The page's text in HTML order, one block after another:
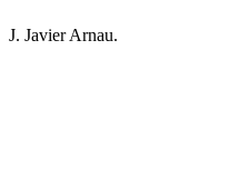
J. Javier Arnau.